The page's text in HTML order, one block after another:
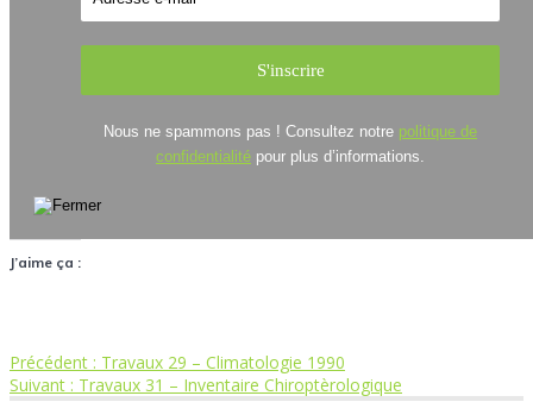
Nous ne spammons pas ! Consultez notre politique de
confidentialité pour plus d’informations.
J’aime ça :
Navigation
Précédent : Article
précédent
Travaux 29 – Climatologie 1990
Suivant : Article
Travaux 31 – Inventaire Chiroptèrologique